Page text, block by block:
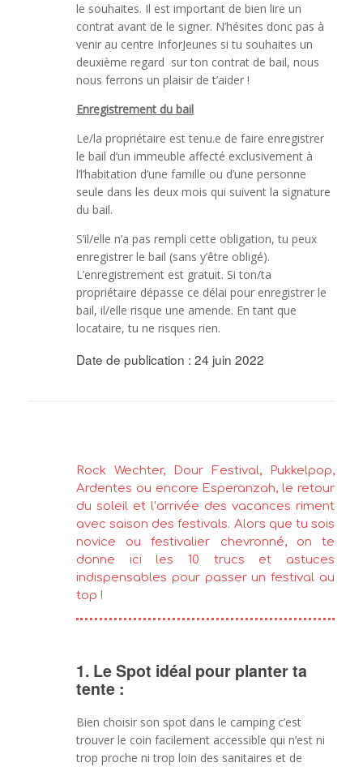
le souhaites. Il est important de bien lire un
contrat avant de le signer. N’hésites donc pas à
venir au centre InforJeunes si tu souhaites un
deuxième regard sur ton contrat de bail, nous
nous ferrons un plaisir de t’aider !
Enregistrement du bail
Le/la propriétaire est tenu.e de faire enregistrer
le bail d’un immeuble affecté exclusivement à
l’l’habitation d’une famille ou d’une personne
seule dans les deux mois qui suivent la signature
du bail.
S’il/elle n’a pas rempli cette obligation, tu peux
enregistrer le bail (sans y’être obligé).
L’enregistrement est gratuit. Si ton/ta
propriétaire dépasse ce délai pour enregistrer le
bail, il/elle risque une amende. En tant que
locataire, tu ne risques rien.
Date de publication : 24 juin 2022
Rock Wechter, Dour Festival, Pukkelpop,
Ardentes ou encore Esperanzah, le retour
du soleil et l’arrivée des vacances riment
avec saison des festivals. Alors que tu sois
novice ou festivalier chevronné, on te
donne ici les 10 trucs et astuces
indispensables pour passer un festival au
top !
1. Le Spot idéal pour planter ta
tente :
Bien choisir son spot dans le camping c’est
trouver le coin facilement accessible qui n’est ni
trop proche ni trop loin des sanitaires et de